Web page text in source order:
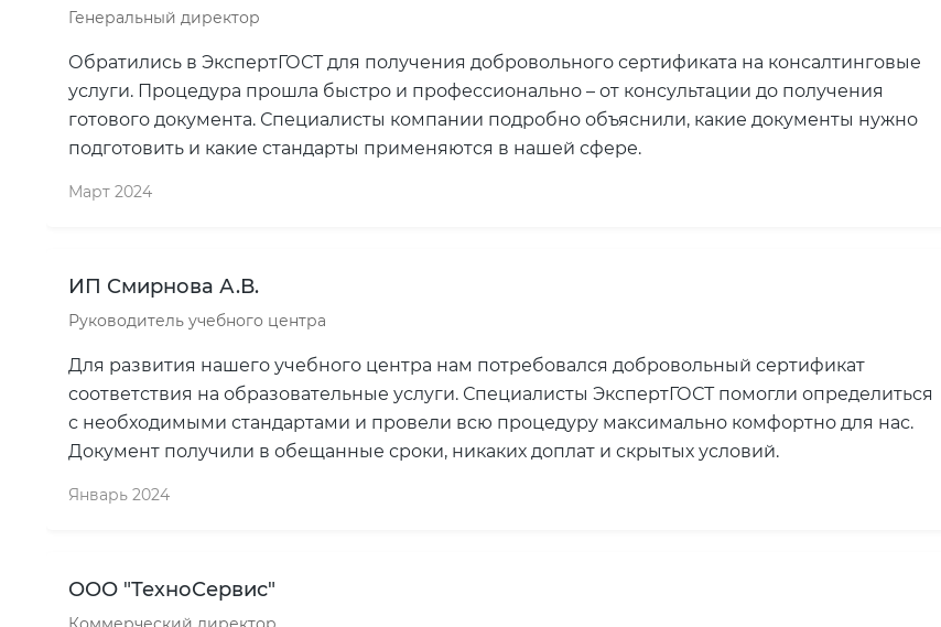
Генеральный директор
Обратились в ЭкспертГОСТ для получения добровольного сертификата на консалтинговые
услуги. Процедура прошла быстро и профессионально – от консультации до получения
готового документа. Специалисты компании подробно объяснили, какие документы нужно
подготовить и какие стандарты применяются в нашей сфере.
Март 2024
ИП Смирнова А.В.
Руководитель учебного центра
Для развития нашего учебного центра нам потребовался добровольный сертификат
соответствия на образовательные услуги. Специалисты ЭкспертГОСТ помогли определиться
с необходимыми стандартами и провели всю процедуру максимально комфортно для нас.
Документ получили в обещанные сроки, никаких доплат и скрытых условий.
Январь 2024
ООО "ТехноСервис"